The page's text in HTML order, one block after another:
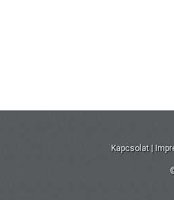
Kapcsolat |